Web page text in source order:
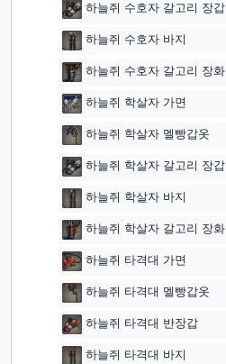
하늘쥐 수호자 갈고리 장갑
하늘쥐 수호자 바지
하늘쥐 수호자 갈고리 장화
하늘쥐 학살자 가면
하늘쥐 학살자 멜빵갑옷
하늘쥐 학살자 갈고리 장갑
하늘쥐 학살자 바지
하늘쥐 학살자 갈고리 장화
하늘쥐 타격대 가면
하늘쥐 타격대 멜빵갑옷
하늘쥐 타격대 반장갑
하늘쥐 타격대 바지